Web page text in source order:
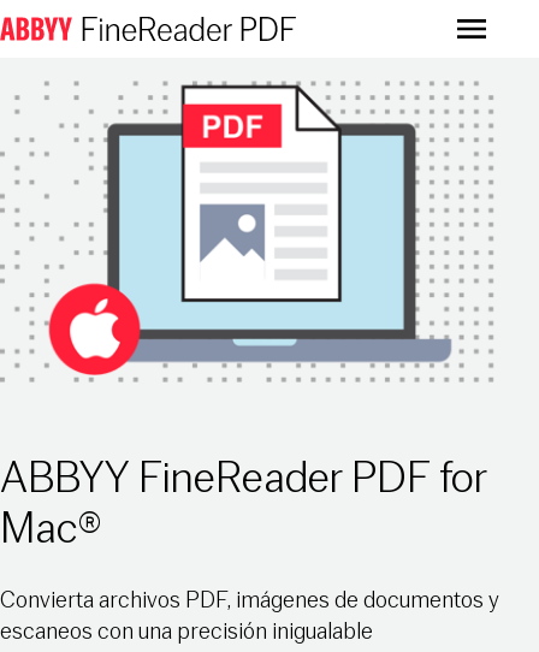
Menu
ABBYY FineReader PDF for
Mac®
Convierta archivos PDF, imágenes de documentos y
escaneos con una precisión inigualable